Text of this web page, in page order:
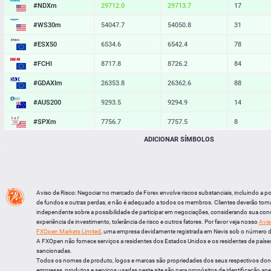
#NDXm 29711.7 29713.5 18
#WS30m 54047.7 54050.8 31
#ESX50 6534.6 6542.4 78
#FCHI 8717.8 8726.2 84
#GDAXIm 26353.8 26362.6 88
#AUS200 9293.5 9294.9 14
#SPXm 7756.7 7757.5 8
10901.2
LTCUSD 45.427 45.513 86
XRPUSD 1.02425 1.02565 140
ETHUSD 1914.874 1915.116 242
ADICIONAR SÍMBOLOS
Aviso de Risco: Negociar no mercado de Forex envolve riscos substanciais, incluindo a
de fundos e outras perdas, e não é adequado a todos os membros. Clientes deverão
independente sobre a possibilidade de participar em negociações, considerando sua
experiência de investimento, tolerância de risco e outros fatores. Por favor veja nosso
FXOpen Markets Limited , uma empresa devidamente registrada em Nevis sob o número
A FXOpen não fornece serviços a residentes dos Estados Unidos e os residentes de
sancionadas.
Todos os nomes de produto, logos e marcas são propriedades dos seus respectivos